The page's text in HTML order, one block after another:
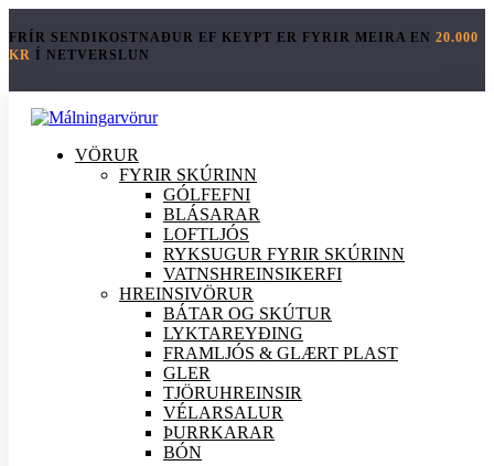
FRÍR SENDIKOSTNAÐUR EF KEYPT ER FYRIR MEIRA EN 20.000
KR Í NETVERSLUN
VÖRUR
FYRIR SKÚRINN
GÓLFEFNI
BLÁSARAR
LOFTLJÓS
RYKSUGUR FYRIR SKÚRINN
VATNSHREINSIKERFI
HREINSIVÖRUR
BÁTAR OG SKÚTUR
LYKTAREYÐING
FRAMLJÓS & GLÆRT PLAST
GLER
TJÖRUHREINSIR
VÉLARSALUR
ÞURRKARAR
BÓN